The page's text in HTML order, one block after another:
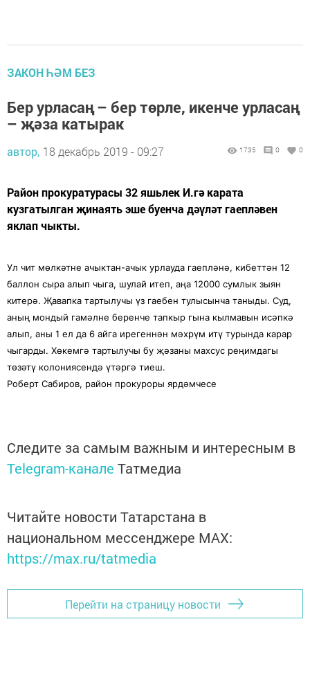
ЗАКОН ҺӘМ БЕЗ
Бер урласаң – бер төрле, икенче урласаң
– җәза катырак
автор, 18 декабрь 2019 - 09:27 1735 0 0
Район прокуратурасы 32 яшьлек И.гә карата
кузгатылган җинаять эше буенча дәүләт гаепләвен
яклап чыкты.
Ул чит мөлкәтне ачыктан-ачык урлауда гаепләнә, кибеттән 12
баллон сыра алып чыга, шулай итеп, аңа 12000 сумлык зыян
китерә. Җавапка тартылучы үз гаебен тулысынча таныды. Суд,
аның мондый гамәлне беренче тапкыр гына кылмавын исәпкә
алып, аны 1 ел да 6 айга ирегеннән мәхрүм итү турында карар
чыгарды. Хөкемгә тартылучы бу җәзаны махсус реңимдагы
төзәтү колониясендә үтәргә тиеш.
Роберт Сабиров, район прокуроры ярдәмчесе
Следите за самым важным и интересным в
Telegram-канале Татмедиа
Читайте новости Татарстана в
национальном мессенджере MАХ:
https://max.ru/tatmedia
Перейти на страницу новости